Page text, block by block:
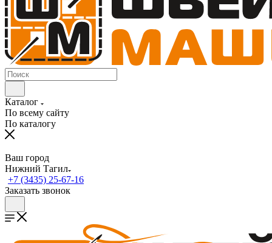
Каталог
По всему сайту
По каталогу
Ваш город
Нижний Тагил
+7 (3435) 25-67-16
Заказать звонок